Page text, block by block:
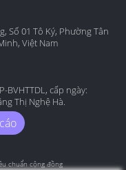
Số 01 Tô Ký, Phường Tân
Việt Nam
BVHTTDL, cấp ngày:
Thị Nghệ Hà.
chuẩn cộng đồng